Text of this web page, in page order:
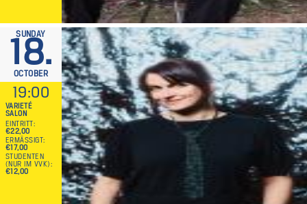
SUNDAY
18.
OCTOBER
19:00
VARIETÉ
SALON
EINTRITT
€22,00
ERMÄSSIGT
€17,00
STUDENTEN
(NUR IM VVK)
€12,00